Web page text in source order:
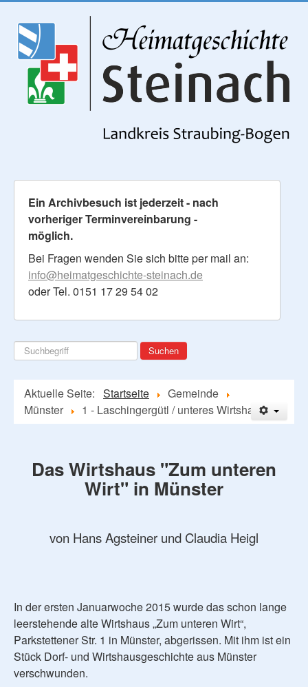
Ein Archivbesuch ist jederzeit - nach
vorheriger Terminvereinbarung -
möglich.
Bei Fragen wenden Sie sich bitte per mail an:
info@heimatgeschichte-steinach.de
oder Tel. 0151 17 29 54 02
Suchen
...
Suchen
Aktuelle Seite: Startseite
Gemeinde
Münster
1 - Laschingergütl / unteres Wirtshaus
Das Wirtshaus "Zum unteren
Wirt" in Münster
von Hans Agsteiner und Claudia Heigl
In der ersten Januarwoche 2015 wurde das schon lange
leerstehende alte Wirtshaus „Zum unteren Wirt“,
Parkstettener Str. 1 in Münster, abgerissen. Mit ihm ist ein
Stück Dorf- und Wirtshausgeschichte aus Münster
verschwunden.